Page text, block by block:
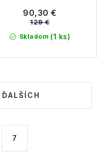
Skladom (1 ks)
90,30 €
129 €
7